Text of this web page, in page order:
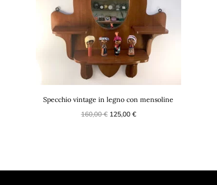
Specchio vintage in legno con mensoline
160,00€ 125,00 €